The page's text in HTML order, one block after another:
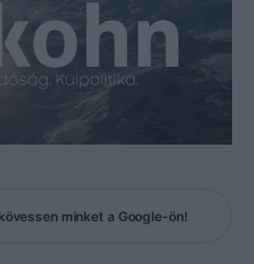
minket a Google-ön!